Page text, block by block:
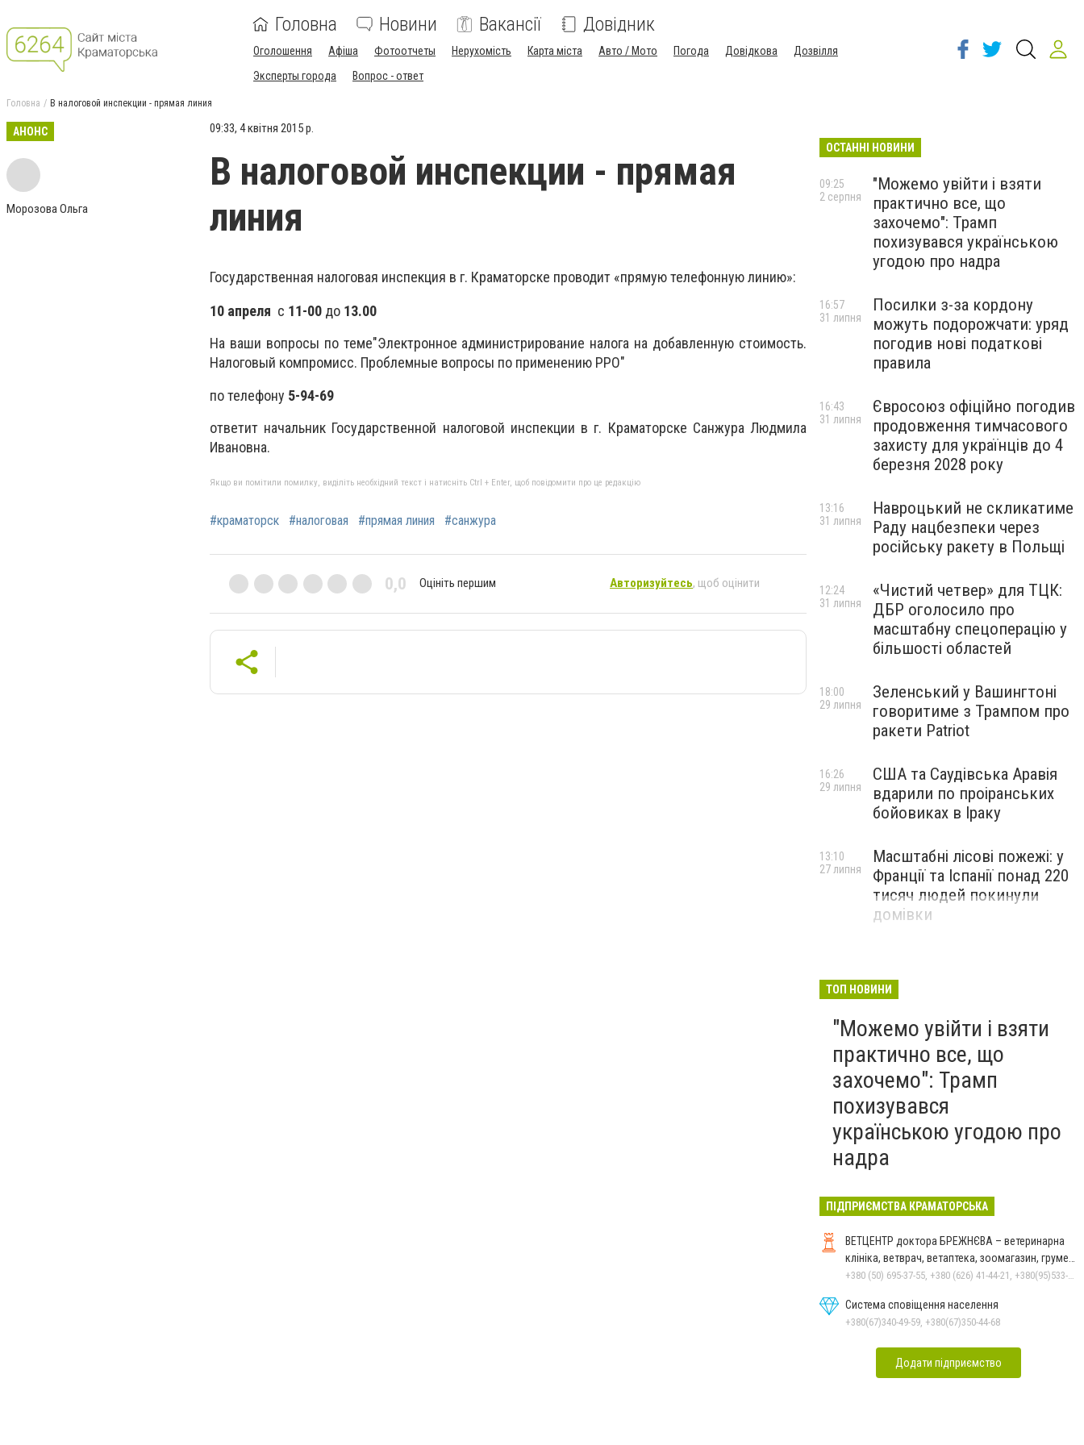
Головна Новини Вакансії Довідник
Оголошення Афіша Фотоотчеты Нерухомість Карта міста Авто / Мото Погода Довідкова
Дозвілля
Эксперты города
Вопрос - ответ
Головна В налоговой инспекции - прямая линия
АНОНС
Морозова Ольга
09:33, 4 квітня 2015 р.
В налоговой инспекции - прямая
линия
Государственная налоговая инспекция в г. Краматорске проводит «прямую телефонную линию»:
10 апреля с 11-00 до 13.00
На ваши вопросы по теме"Электронное администрирование налога на добавленную стоимость.
Налоговый компромисс. Проблемные вопросы по применению РРО"
по телефону 5-94-69
ответит начальник Государственной налоговой инспекции в г. Краматорске Санжура Людмила
Ивановна.
Якщо ви помітили помилку, виділіть необхідний текст і натисніть Ctrl + Enter, щоб повідомити про це редакцію
#краматорск #налоговая #прямая линия #санжура
0,0 Оцініть першим Авторизуйтесь, щоб оцінити
ОСТАННІ НОВИНИ
"Можемо увійти і взяти
практично все, що
захочемо": Трамп
похизувався українською
угодою про надра
09:25
2 серпня
Посилки з-за кордону
можуть подорожчати: уряд
погодив нові податкові
правила
16:57
31 липня
Євросоюз офіційно погодив
продовження тимчасового
захисту для українців до 4
березня 2028 року
16:43
31 липня
Навроцький не скликатиме
Раду нацбезпеки через
російську ракету в Польщі
13:16
31 липня
«Чистий четвер» для ТЦК:
ДБР оголосило про
масштабну спецоперацію у
більшості областей
12:24
31 липня
Зеленський у Вашингтоні
говоритиме з Трампом про
ракети Patriot
18:00
29 липня
США та Саудівська Аравія
вдарили по проіранських
бойовиках в Іраку
16:26
29 липня
Масштабні лісові пожежі: у
Франції та Іспанії понад 220
тисяч людей покинули
домівки
13:10
27 липня
ТОП НОВИНИ
"Можемо увійти і взяти
практично все, що
захочемо": Трамп
похизувався
українською угодою про
надра
ПІДПРИЄМСТВА КРАМАТОРСЬКА
ВЕТЦЕНТР доктора БРЕЖНЄВА – ветеринарна
клініка, ветврач, ветаптека, зоомагазин, грумер,
стрижки.
+380 (50) 695-37-55, +380 (626) 41-44-21, +380(95)533-90-03
Система сповіщення населення
+380(67)340-49-59, +380(67)350-44-68
Додати підприємство